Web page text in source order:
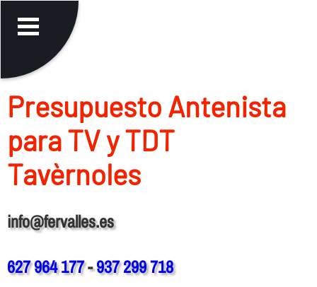
Presupuesto Antenista
para TV y TDT
Tavèrnoles
info@fervalles.es
627 964 177-937 299 718